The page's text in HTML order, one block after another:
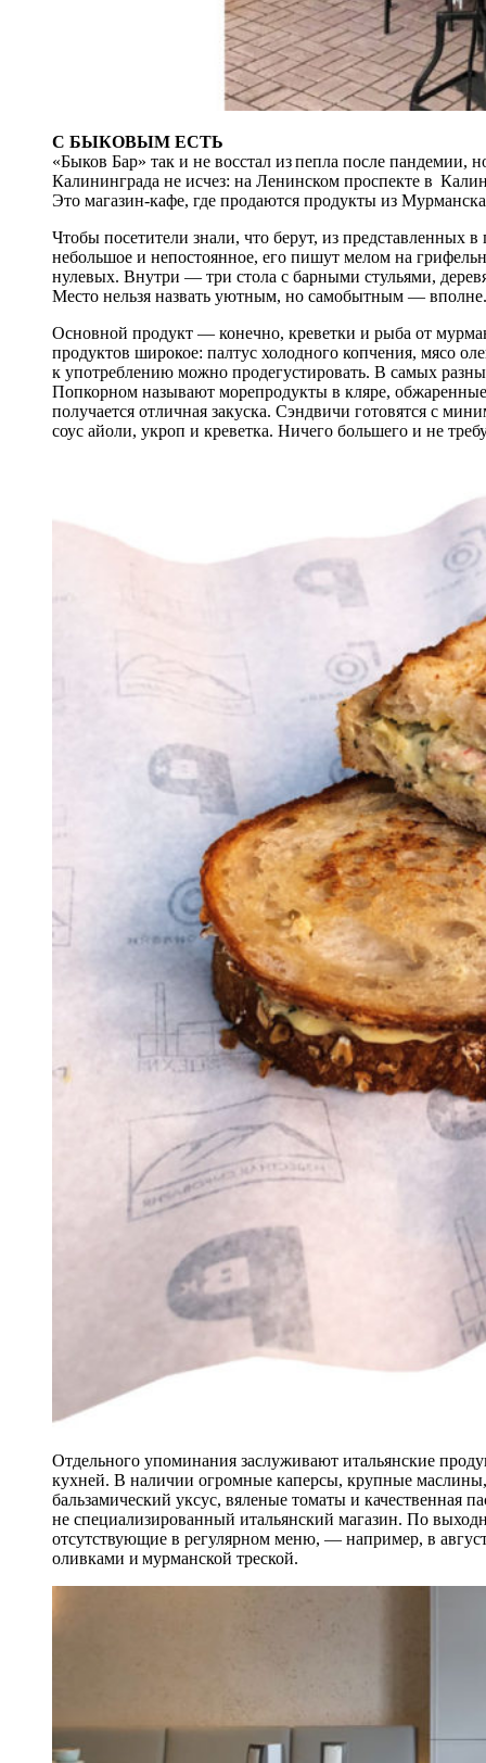
С БЫКОВЫМ ЕСТЬ
«Быков Бар» так и не восстал из пепла после пандемии,
Калининграда не исчез: на Ленинском проспекте в
Это магазин-кафе, где продаются продукты из
Чтобы посетители знали, что берут, из представленных
небольшое и непостоянное, его пишут мелом на
нулевых. Внутри — три стола с барными стульями,
Место нельзя назвать уютным, но самобытным — вполне.
Основной продукт — конечно, креветки и рыба от
продуктов широкое: палтус холодного копчения, мясо
к употреблению можно продегустировать. В самых
Попкорном называют морепродукты в кляре,
получается отличная закуска. Сэндвичи готовятся с
соус айоли, укроп и креветка. Ничего большего и не
Отдельного упоминания заслуживают итальянские
кухней. В наличии огромные каперсы, крупные
бальзамический уксус, вяленые томаты и качественная
не специализированный итальянский магазин. По
отсутствующие в регулярном меню, — например, в
оливками и мурманской треской.